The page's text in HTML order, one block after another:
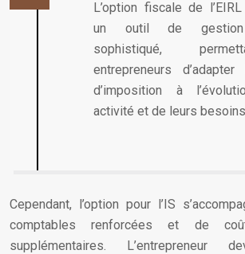
L’option fiscale de
un outil de gestion
sophistiqué,
entrepreneurs
d’imposition à
activité et de leurs
Cependant, l’option pour l’IS
comptables renforcées et de
supplémentaires. L’entrepreneur